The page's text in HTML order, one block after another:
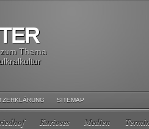
Thema
SITEMAP
Kurioses Medien